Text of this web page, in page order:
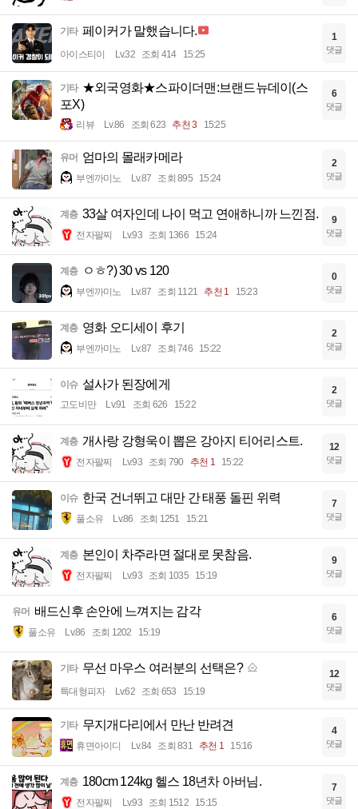
기타 페이커가 말했습니다.
아이스티이 Lv.32 조회 414 15:25
1
댓글
기타 ★외국영화★스파이더맨:브랜드뉴데이(스
포X)
리뷰 Lv.86 조회 623 추천 3 15:25
6
댓글
유머 엄마의 몰래카메라
부엔까미노 Lv.87 조회 895 15:24
2
댓글
계층 33살 여자인데 나이 먹고 연애하니까 느낀점.
전자팔찌 Lv.93 조회 1366 15:24
9
댓글
계층 ㅇㅎ?) 30 vs 120
부엔까미노 Lv.87 조회 1121 추천 1 15:23
0
댓글
계층 영화 오디세이 후기
부엔까미노 Lv.87 조회 746 15:22
2
댓글
이슈 설사가 된장에게
고도비만 Lv.91 조회 626 15:22
2
댓글
계층 개사랑 강형욱이 뽑은 강아지 티어리스트.
전자팔찌 Lv.93 조회 790 추천 1 15:22
12
댓글
이슈 한국 건너뛰고 대만 간 태풍 돌핀 위력
풀소유 Lv.86 조회 1251 15:21
7
댓글
계층 본인이 차주라면 절대로 못참음.
전자팔찌 Lv.93 조회 1035 15:19
9
댓글
유머 배드신후 손안에 느껴지는 감각
풀소유 Lv.86 조회 1202 15:19
6
댓글
기타 무선 마우스 여러분의 선택은?
특대형피자 Lv.62 조회 653 15:19
12
댓글
기타 무지개다리에서 만난 반려견
휴면아이디 Lv.84 조회 831 추천 1 15:16
4
댓글
계층 180cm 124kg 헬스 18년차 아버님.
전자팔찌 Lv.93 조회 1512 15:15
7
댓글